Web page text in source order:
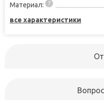
Материал:
все характеристики